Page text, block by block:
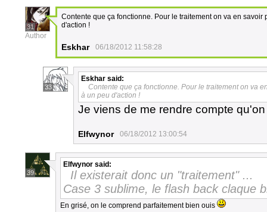
31
Author
Contente que ça fonctionne. Pour le traitement on va en
d'action !
Eskhar 06/18/2012 11:58:28
33
Eskhar said:
Contente que ça fonctionne. Pour le traitement on va
à un peu d'action !
Je viens de me rendre compte
Elfwynor 06/18/2012 13:00:54
39
Elfwynor said:
Il existerait donc un "traitement" ...
Case 3 sublime, le flash back claque
En grisé, on le comprend parfaitement bien ouis